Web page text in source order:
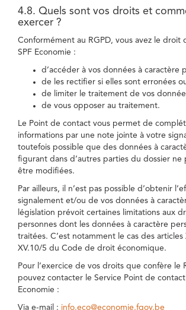
4.8. Quels sont vos droits et
exercer ?
Conformément au RGPD, vous avez le droit
SPF Economie :
d’accéder à vos données à caractère
de les rectifier si elles sont erronées
de limiter le traitement de vos
de vous opposer au traitement.
Le Point de contact vous permet de
informations par une note jointe à votre
toutefois possible que des données à
figurant dans d’autres parties du dossier ne
être modifiées.
Par ailleurs, il n’est pas possible d’obtenir
signalement et/ou de vos données à
législation prévoit certaines limitations aux
personnes dont les données à caractère
traitées. C’est notamment le cas des articles
XV.10/5 du Code de droit économique.
Pour l’exercice de vos droits que confère le
pouvez contacter le Service Point de contact
Economie :
Via e-mail : info.eco@economie.fgov.be